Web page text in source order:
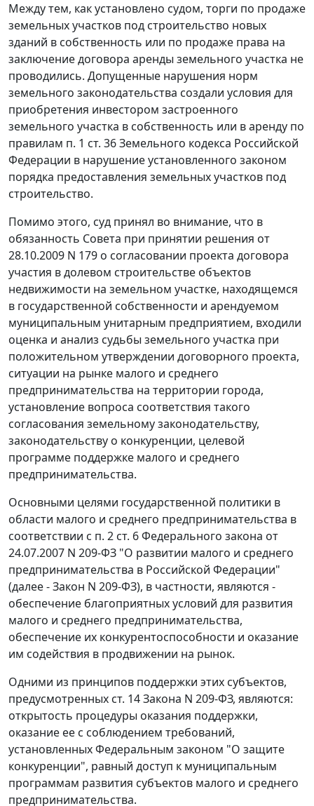
Между тем, как установлено судом, торги по продаже
земельных участков под строительство новых
зданий в собственность или по продаже права на
заключение договора аренды земельного участка не
проводились. Допущенные нарушения норм
земельного законодательства создали условия для
приобретения инвестором застроенного
земельного участка в собственность или в аренду по
правилам п. 1 ст. 36Земельного кодекса Российской
Федерации в нарушение установленного законом
порядка предоставления земельных участков под
строительство.
Помимо этого, суд принял во внимание, что в
обязанность Совета при принятии решения от
28.10.2009 N 179 о согласовании проекта договора
участия в долевом строительстве объектов
недвижимости на земельном участке, находящемся
в государственной собственности и арендуемом
муниципальным унитарным предприятием, входили
оценка и анализ судьбы земельного участка при
положительном утверждении договорного проекта,
ситуации на рынке малого и среднего
предпринимательства на территории города,
установление вопроса соответствия такого
согласования земельному законодательству,
законодательству о конкуренции, целевой
программе поддержке малого и среднего
предпринимательства.
Основными целями государственной политики в
области малого и среднего предпринимательства в
соответствии с п. 2 ст. 6Федерального закона от
24.07.2007 N 209-ФЗ "О развитии малого и среднего
предпринимательства в Российской Федерации"
(далее - Закон N 209-ФЗ), в частности, являются -
обеспечение благоприятных условий для развития
малого и среднего предпринимательства,
обеспечение их конкурентоспособности и оказание
им содействия в продвижении на рынок.
Одними из принципов поддержки этих субъектов,
предусмотренных ст. 14Закона N 209-ФЗ, являются:
открытость процедуры оказания поддержки,
оказание ее с соблюдением требований,
установленныхФедеральным законом "О защите
конкуренции", равный доступ к муниципальным
программам развития субъектов малого и среднего
предпринимательства.